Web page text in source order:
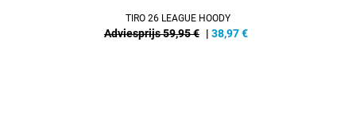
TIRO 26 LEAGUE HOODY
Adviesprijs 59,95 € | 38,97€